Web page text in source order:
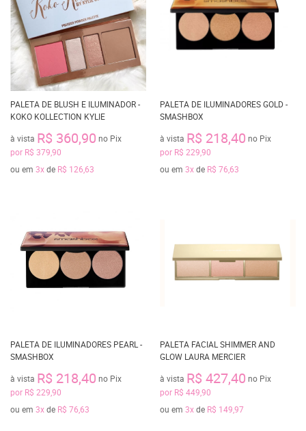
PALETA DE BLUSH E ILUMINADOR -
KOKO KOLLECTION KYLIE
à vista R$ 360,90 no Pix
por R$ 379,90
ou em 3xde R$ 126,63
PALETA DE ILUMINADORES GOLD -
SMASHBOX
à vista R$ 218,40 no Pix
por R$ 229,90
ou em 3xde R$ 76,63
PALETA DE ILUMINADORES PEARL -
SMASHBOX
à vista R$ 218,40 no Pix
por R$ 229,90
ou em 3xde R$ 76,63
PALETA FACIAL SHIMMER AND
GLOW LAURA MERCIER
à vista R$ 427,40 no Pix
por R$ 449,90
ou em 3xde R$ 149,97